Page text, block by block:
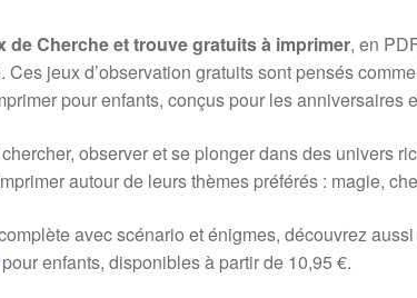
de Cherche et trouve gratuits à imprimer, en
Ces jeux d’observation gratuits sont pensés
pour enfants, conçus pour les anniversaires
observer et se plonger dans des univers
autour de leurs thèmes préférés : magie,
avec scénario et énigmes, découvrez
pour enfants, disponibles à partir de 10,95 €.